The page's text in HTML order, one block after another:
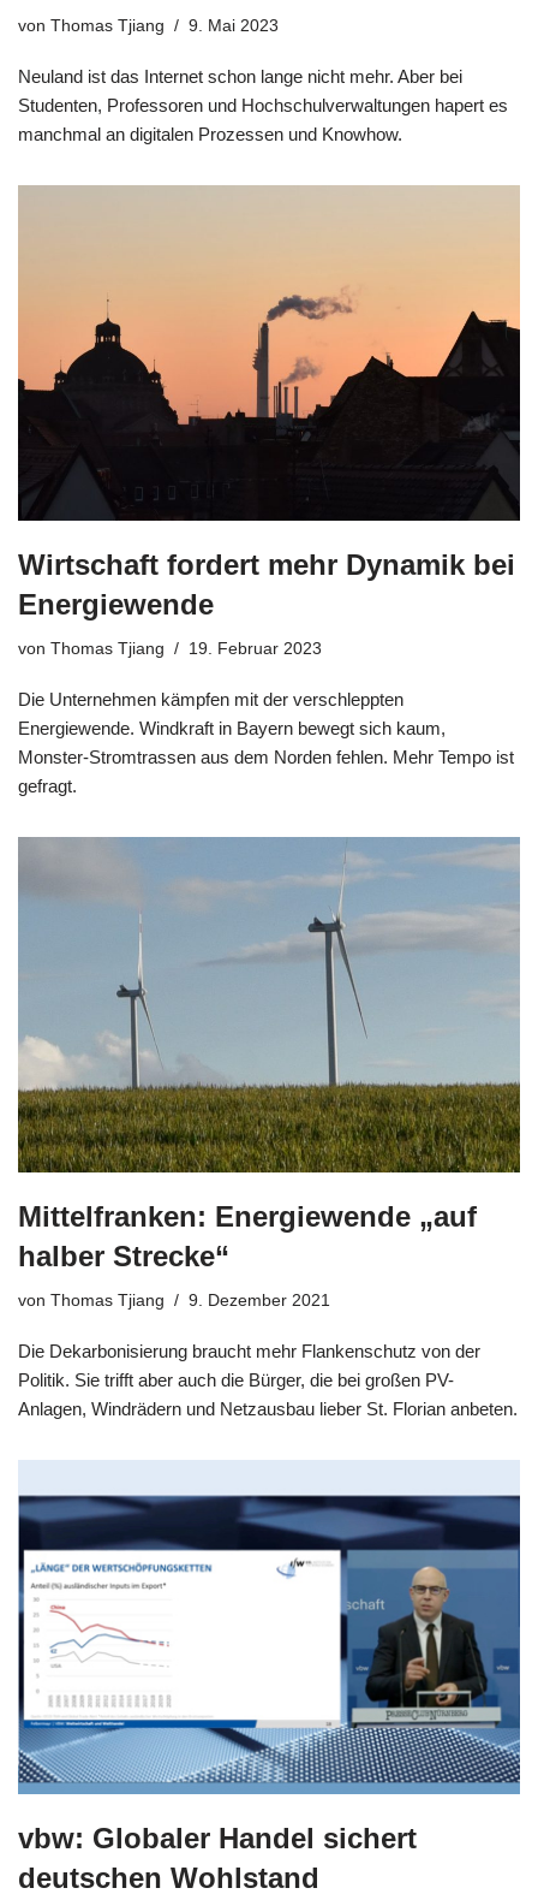
von Thomas Tjiang 9. Mai 2023
Neuland ist das Internet schon lange nicht mehr. Aber bei
Studenten, Professoren und Hochschulverwaltungen hapert es
manchmal an digitalen Prozessen und Knowhow.
Wirtschaft fordert mehr Dynamik bei
Energiewende
von Thomas Tjiang 19. Februar 2023
Die Unternehmen kämpfen mit der verschleppten
Energiewende. Windkraft in Bayern bewegt sich kaum,
Monster-Stromtrassen aus dem Norden fehlen. Mehr Tempo ist
gefragt.
Mittelfranken: Energiewende „auf
halber Strecke“
von Thomas Tjiang 9. Dezember 2021
Die Dekarbonisierung braucht mehr Flankenschutz von der
Politik. Sie trifft aber auch die Bürger, die bei großen PV-
Anlagen, Windrädern und Netzausbau lieber St. Florian anbeten.
vbw: Globaler Handel sichert
deutschen Wohlstand